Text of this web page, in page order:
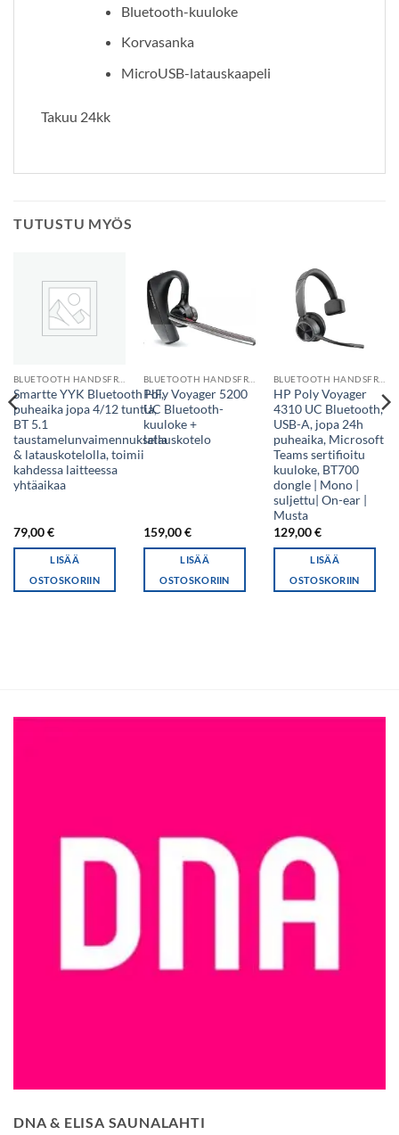
Bluetooth-kuuloke
Korvasanka
MicroUSB-latauskaapeli
Takuu 24kk
TUTUSTU MYÖS
BLUETOOTH HANDSFREE
Smartte YYK Bluetooth HF,
puheaika jopa 4/12 tuntia,
BT 5.1
taustamelunvaimennuksella
& latauskotelolla, toimii
kahdessa laitteessa
yhtäaikaa
79,00€
LISÄÄ
OSTOSKORIIN
BLUETOOTH HANDSFREE
Poly Voyager 5200
UC Bluetooth-
kuuloke +
latauskotelo
159,00€
LISÄÄ
OSTOSKORIIN
BLUETOOTH HANDSFREE
HP Poly Voyager
4310 UC Bluetooth,
USB-A, jopa 24h
puheaika, Microsoft
Teams sertifioitu
kuuloke, BT700
dongle | Mono |
suljettu| On-ear |
Musta
129,00€
LISÄÄ
OSTOSKORIIN
DNA & ELISA SAUNALAHTI